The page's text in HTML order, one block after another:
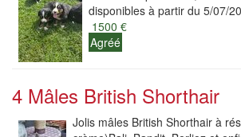
disponibles à partir du 5/07/
1500 €
Agréé
4 Mâles British Shorthair
Jolis mâles British Shorthair à